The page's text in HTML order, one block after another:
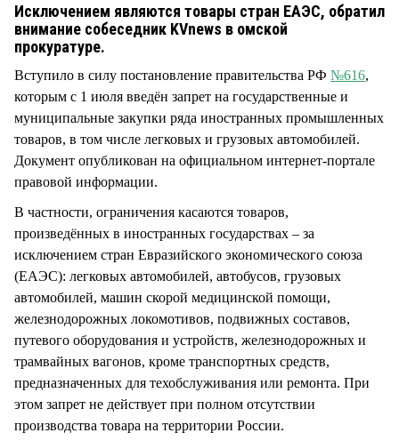
Исключением являются товары стран ЕАЭС, обратил
внимание собеседник KVnews в омской
прокуратуре.
Вступило в силу постановление правительства РФ №616,
которым с 1 июля введён запрет на государственные и
муниципальные закупки ряда иностранных промышленных
товаров, в том числе легковых и грузовых автомобилей.
Документ опубликован на официальном интернет-портале
правовой информации.
В частности, ограничения касаются товаров,
произведённых в иностранных государствах – за
исключением стран Евразийского экономического союза
(ЕАЭС): легковых автомобилей, автобусов, грузовых
автомобилей, машин скорой медицинской помощи,
железнодорожных локомотивов, подвижных составов,
путевого оборудования и устройств, железнодорожных и
трамвайных вагонов, кроме транспортных средств,
предназначенных для техобслуживания или ремонта. При
этом запрет не действует при полном отсутствии
производства товара на территории России.